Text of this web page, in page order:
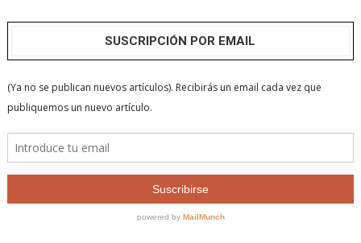
SUSCRIPCIÓN POR EMAIL